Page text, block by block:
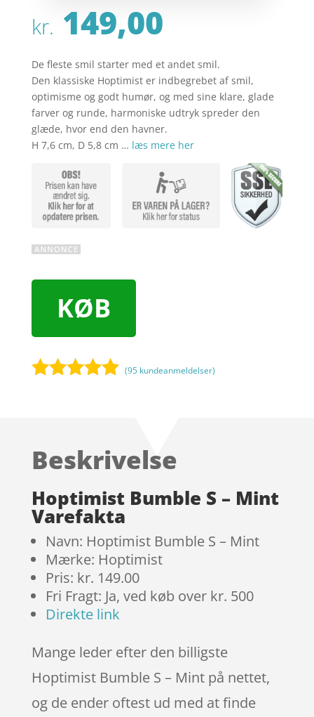
kr. 149,00
De fleste smil starter med et andet smil.
Den klassiske Hoptimist er indbegrebet af smil,
optimisme og godt humør, og med sine klare, glade
farver og runde, harmoniske udtryk spreder den
glæde, hvor end den havner.
H 7,6 cm, D 5,8 cm … læs mere her
KØB
kundebedø
(95 kundeanmeldelser)
Beskrivelse
Hoptimist Bumble S – Mint
Varefakta
Navn: Hoptimist Bumble S – Mint
Mærke: Hoptimist
Pris: kr. 149.00
Fri Fragt: Ja, ved køb over kr. 500
Direkte link
Mange leder efter den billigste
Hoptimist Bumble S – Mint på nettet,
og de ender oftest ud med at finde